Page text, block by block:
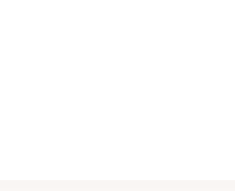
Bitte gib deinen